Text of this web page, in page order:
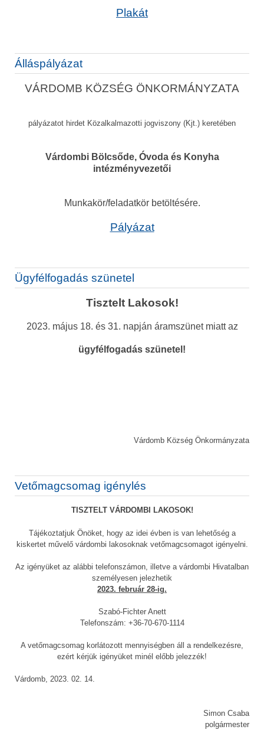
Plakát
Álláspályázat
VÁRDOMB KÖZSÉG ÖNKORMÁNYZATA
pályázatot hirdet Közalkalmazotti jogviszony (Kjt.) keretében
Várdombi Bölcsőde, Óvoda és Konyha
intézményvezetői
Munkakör/feladatkör betöltésére.
Pályázat
Ügyfélfogadás szünetel
Tisztelt Lakosok!
2023. május 18. és 31. napján áramszünet miatt az
ügyfélfogadás szünetel!
Várdomb Község Önkormányzata
Vetőmagcsomag igénylés
TISZTELT VÁRDOMBI LAKOSOK!
Tájékoztatjuk Önöket, hogy az idei évben is van lehetőség a
kiskertet művelő várdombi lakosoknak vetőmagcsomagot igényelni.
Az igényüket az alábbi telefonszámon, illetve a várdombi Hivatalban
személyesen jelezhetik
2023. február 28-ig.
Szabó-Fichter Anett
Telefonszám: +36-70-670-1114
A vetőmagcsomag korlátozott mennyiségben áll a rendelkezésre,
ezért kérjük igényüket minél előbb jelezzék!
Várdomb, 2023. 02. 14.
Simon Csaba
polgármester